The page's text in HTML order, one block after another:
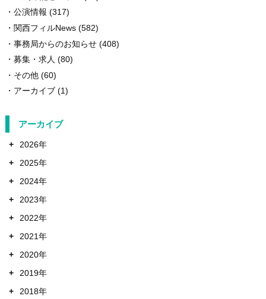
公演情報 (317)
関西フィルNews(582)
事務局からのお知らせ(408)
募集・求人 (80)
その他(60)
アーカイブ(1)
アーカイブ
+
2026年
+
2025年
+
2024年
+
2023年
+
2022年
+
2021年
+
2020年
+
2019年
+
2018年